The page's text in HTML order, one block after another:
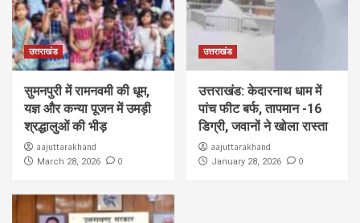
उत्तराखंड
सुमनपुरी में रामनवमी की धूम,
यज्ञ और कन्या पूजन में उमड़ी
श्रद्धालुओं की भीड़
aajuttarakhand
March 28, 2026 0
उत्तराखंड
उत्तराखंड: केदारनाथ धाम में
पांच फीट बर्फ, तापमान -16
डिग्री, जवानों ने खोला रास्ता
aajuttarakhand
January 28, 2026 0